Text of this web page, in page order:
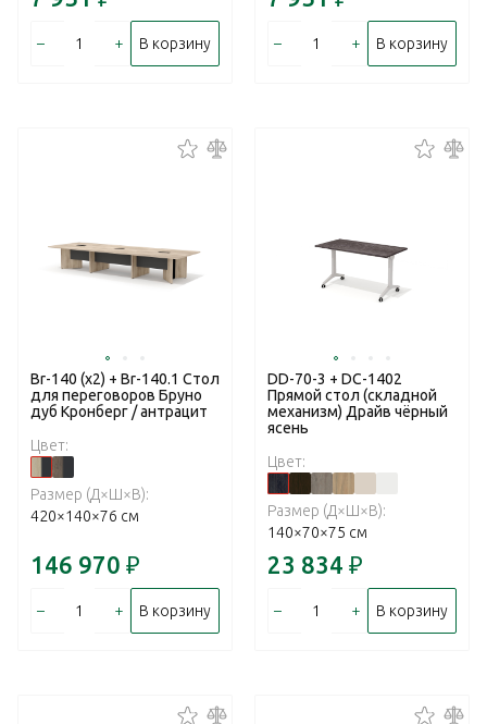
– + В корзину – + В корзину
Br-140 (x2) + Br-140.1 Стол
для переговоров Бруно
дуб Кронберг / антрацит
Цвет:
Размер (Д×Ш×В):
420×140×76 см
146 970 ₽
– + В корзину
DD-70-3 + DC-1402
Прямой стол (складной
механизм) Драйв чёрный
ясень
Цвет:
Размер (Д×Ш×В):
140×70×75 см
23 834 ₽
– + В корзину